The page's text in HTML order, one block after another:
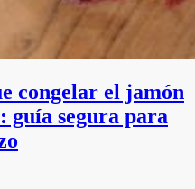
congelar el jamón
guía segura para